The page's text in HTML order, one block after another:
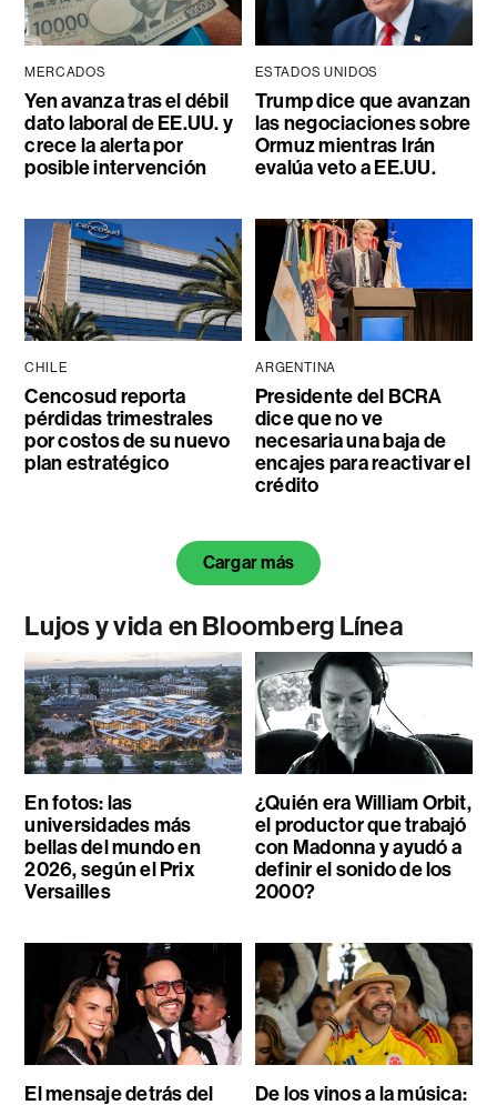
MERCADOS
Yen avanza tras el débil
dato laboral de EE.UU. y
crece la alerta por
posible intervención
ESTADOS UNIDOS
Trump dice que avanzan
las negociaciones sobre
Ormuz mientras Irán
evalúa veto a EE.UU.
CHILE
Cencosud reporta
pérdidas trimestrales
por costos de su nuevo
plan estratégico
ARGENTINA
Presidente del BCRA
dice que no ve
necesaria una baja de
encajes para reactivar el
crédito
Cargar más
Lujos y vida en Bloomberg Línea
En fotos: las
universidades más
bellas del mundo en
2026, según el Prix
Versailles
¿Quién era William Orbit,
el productor que trabajó
con Madonna y ayudó a
definir el sonido de los
2000?
El mensaje detrás del
De los vinos a la música: